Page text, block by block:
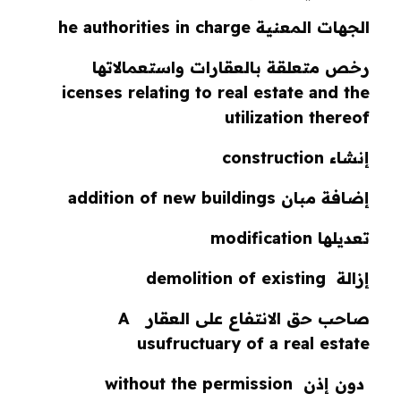
الجهات المعنية he authorities in charge
رخص متعلقة بالعقارات واستعمالاتها
icenses relating to real estate and the
utilization thereof
إنشاء construction
إضافة مبان addition of new buildings
تعديلها modification
إزالة demolition of existing
صاحب حق الانتفاع على العقار A
usufructuary of a real estate
دون إذن without the permission